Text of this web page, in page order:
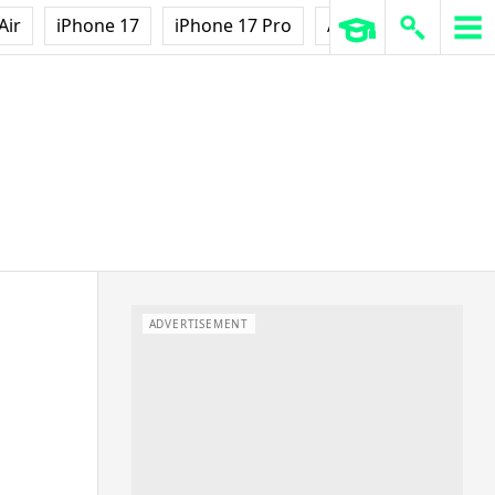
iPhone 17 iPhone 17 Pro AirPods Pro 3
ADVERTISEMENT